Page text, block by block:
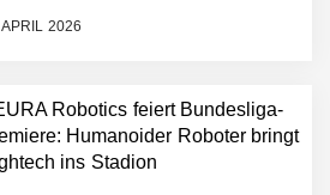
2026
Robotics feiert Bundesliga-
Humanoider Roboter bringt
ins Stadion
Dollar bekannt, um den
Plattform zu beschleunigen
Amazon Web Services
starten strategische